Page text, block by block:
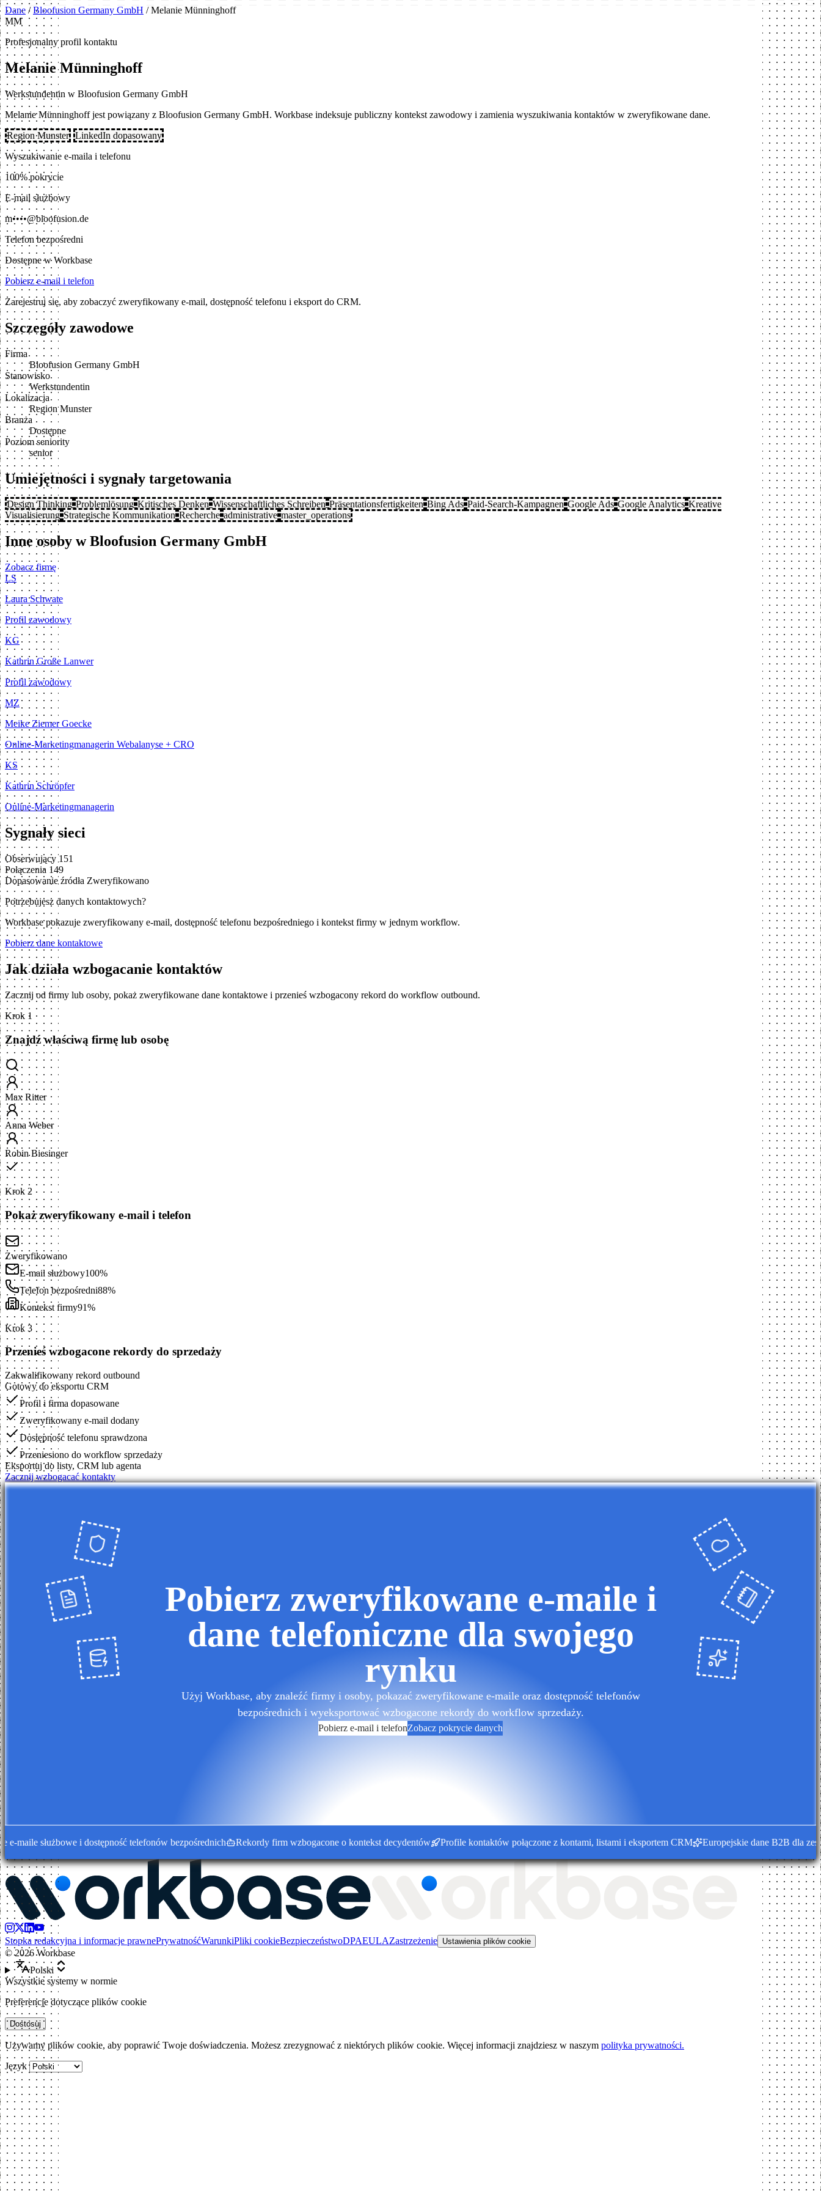
Dane / Bloofusion Germany GmbH / Melanie Münninghoff
MM
Profesjonalny profil kontaktu
Melanie Münninghoff
Werkstundentin w Bloofusion Germany GmbH
Melanie Münninghoff jest powiązany z Bloofusion Germany GmbH. Workbase indeksuje publiczny kontekst zawodowy i zamienia wyszukiwania kontaktów w zweryfikowane dane.
Region Munster LinkedIn dopasowany
Wyszukiwanie e-maila i telefonu
100% pokrycie
E-mail służbowy
m••••@bloofusion.de
Telefon bezpośredni
Dostępne w Workbase
Pobierz e-mail i telefon
Zarejestruj się, aby zobaczyć zweryfikowany e-mail, dostępność telefonu i eksport do CRM.
Szczegóły zawodowe
Firma
Bloofusion Germany GmbH
Stanowisko
Werkstundentin
Lokalizacja
Region Munster
Branża
Dostępne
Poziom seniority
senior
Umiejętności i sygnały targetowania
Design Thinking Problemlösung Kritisches Denken Wissenschaftliches Schreiben Präsentationsfertigkeiten Bing Ads Paid-Search-Kampagnen Google Ads Google Analytics Kreative
Visualisierung Strategische Kommunikation Recherche administrative master_operations
Inne osoby w Bloofusion Germany GmbH
Zobacz firmę
LS
Laura Schwate
Profil zawodowy
KG
Kathrin Große Lanwer
Profil zawodowy
MZ
Meike Ziemer Goecke
Online-Marketingmanagerin Webalanyse + CRO
KS
Kathrin Schröpfer
Online-Marketingmanagerin
Sygnały sieci
Obserwujący 151
Połączenia 149
Dopasowanie źródła Zweryfikowano
Potrzebujesz danych kontaktowych?
Workbase pokazuje zweryfikowany e-mail, dostępność telefonu bezpośredniego i kontekst firmy w jednym workflow.
Pobierz dane kontaktowe
Jak działa wzbogacanie kontaktów
Zacznij od firmy lub osoby, pokaż zweryfikowane dane kontaktowe i przenieś wzbogacony rekord do workflow outbound.
Krok 1
Znajdź właściwą firmę lub osobę
Max Ritter
Anna Weber
Robin Biesinger
Krok 2
Pokaż zweryfikowany e-mail i telefon
Zweryfikowano
E-mail służbowy100%
Telefon bezpośredni88%
Kontekst firmy91%
Krok 3
Przenieś wzbogacone rekordy do sprzedaży
Zakwalifikowany rekord outbound
Gotowy do eksportu CRM
Profil i firma dopasowane
Zweryfikowany e-mail dodany
Dostępność telefonu sprawdzona
Przeniesiono do workflow sprzedaży
Eksportuj do listy, CRM lub agenta
Zacznij wzbogacać kontakty
Pobierz zweryfikowane e-maile i
dane telefoniczne dla swojego
rynku
Użyj Workbase, aby znaleźć firmy i osoby, pokazać zweryfikowane e-maile oraz dostępność telefonów
bezpośrednich i wyeksportować wzbogacone rekordy do workflow sprzedaży.
Pobierz e-mail i telefonZobacz pokrycie danych
służbowe i dostępność telefonów bezpośrednich Rekordy firm wzbogacone o kontekst decydentów Profile kontaktów połączone z kontami, listami i eksportem CRM Europejskie dane B2B dla
Stopka redakcyjna i informacje prawnePrywatnośćWarunkiPliki cookieBezpieczeństwoDPAEULAZastrzeżenie Ustawienia plików cookie
©2026 Workbase
Polski
Wszystkie systemy w normie
Preferencje dotyczące plików cookie
Dostosuj
Używamy plików cookie, aby poprawić Twoje doświadczenia. Możesz zrezygnować z niektórych plików cookie. Więcej informacji znajdziesz w naszym polityka prywatności.
Język